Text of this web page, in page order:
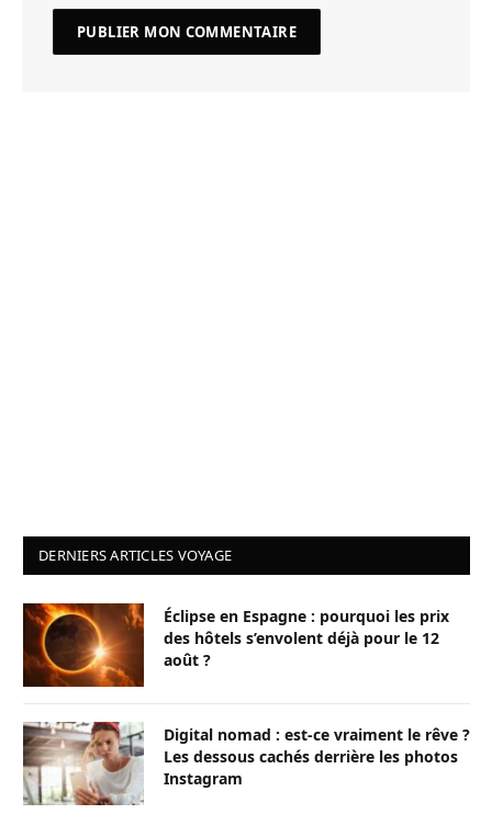
DERNIERS ARTICLES VOYAGE
Éclipse en Espagne : pourquoi les prix
des hôtels s’envolent déjà pour le 12
août ?
Digital nomad : est-ce vraiment le rêve ?
Les dessous cachés derrière les photos
Instagram